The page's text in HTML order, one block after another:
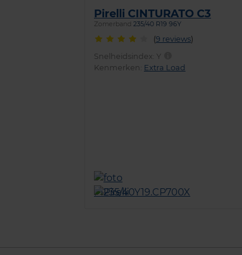
Pirelli CINTURATO C3
Zomerband 235/40 R19 96Y
(9 reviews)
Snelheidsindex: Y
Kenmerken: Extra Load